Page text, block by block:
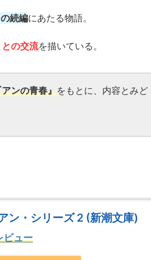
続編にあたる物語。
の交流を描いている。
ンの青春』をもとに、内容とみど
ン・シリーズ 2 (新潮文庫)
ビュー